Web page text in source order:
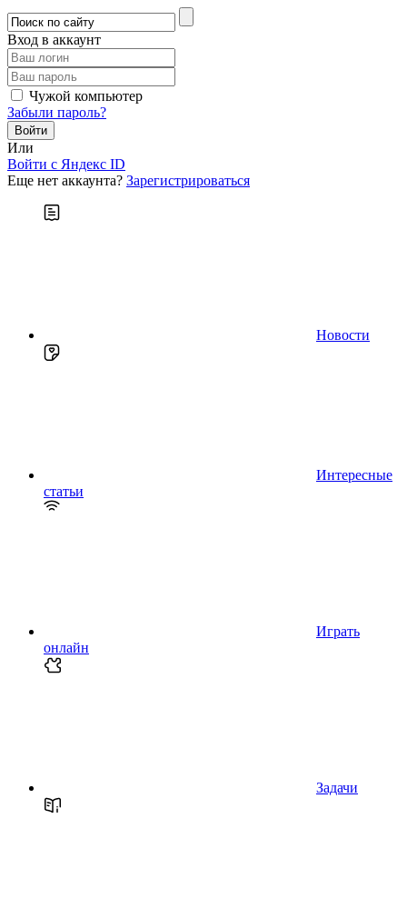
Вход в аккаунт
Чужой компьютер
Забыли пароль?
Или
Войти c Яндекс ID
Еще нет аккаунта? Зарегистрироваться
Новости
Интересные
статьи
Играть
онлайн
Задачи